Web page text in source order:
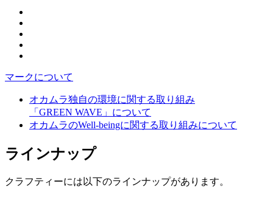
マークについて
オカムラ独自の環境に関する取り組み
「GREEN WAVE」について
オカムラのWell-beingに関する取り組みについて
ラインナップ
クラフティーには以下のラインナップがあります。